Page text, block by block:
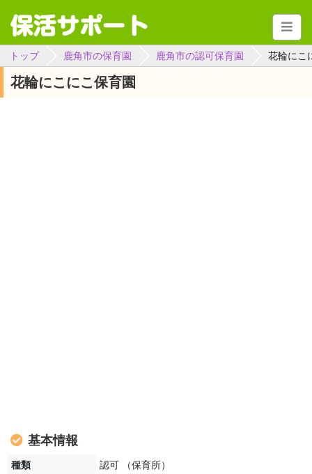
トップ 鹿角市の保育園 鹿角市の認可保育園 花輪にこ
花輪にこにこ保育園
基本情報
種類
認可 （保育所）